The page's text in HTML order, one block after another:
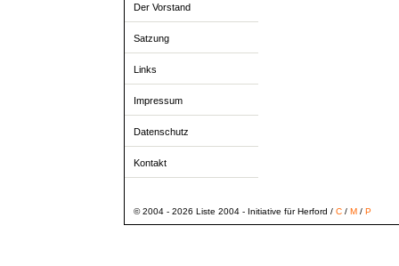
Der Vorstand
Satzung
Links
Impressum
Datenschutz
Kontakt
© 2004 - 2026 Liste 2004 - Initiative für Herford / C/ M/ P